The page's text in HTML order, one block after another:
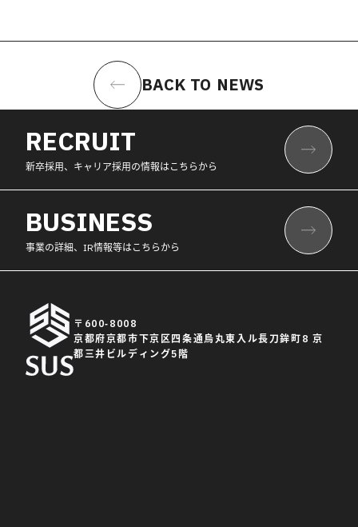
BACK TO NEWS
RECRUIT
新卒採用、キャリア採用の情報はこちらから
BUSINESS
事業の詳細、IR情報等はこちらから
〒600-8008
京都府京都市下京区四条通烏丸東入ル長刀鉾町8 京
都三井ビルディング5階